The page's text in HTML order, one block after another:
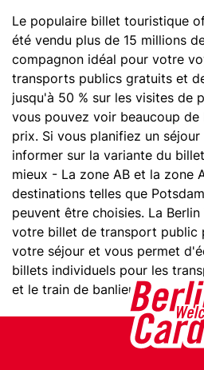
Le populaire billet touristique
été vendu plus de 15 millions
compagnon idéal pour votre
transports publics gratuits et
jusqu'à 50 % sur les visites de
vous pouvez voir beaucoup de
prix. Si vous planifiez un
informer sur la variante du
mieux - La zone AB et la zone
destinations telles que
peuvent être choisies. La
votre billet de transport public
votre séjour et vous permet
billets individuels pour les
et le train de banlieue.